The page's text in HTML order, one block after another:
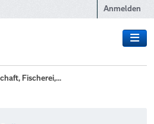
Anmelden
Fischerei,...